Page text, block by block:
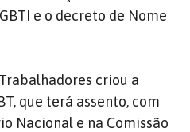
e o decreto de Nome
criou a
que terá assento, com
Nacional e na Comissão